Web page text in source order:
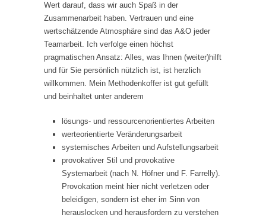
Wert darauf, dass wir auch Spaß in der
Zusammenarbeit haben. Vertrauen und eine
wertschätzende Atmosphäre sind das A&O jeder
Teamarbeit. Ich verfolge einen höchst
pragmatischen Ansatz: Alles, was Ihnen (weiter)hilft
und für Sie persönlich nützlich ist, ist herzlich
willkommen. Mein Methodenkoffer ist gut gefüllt
und beinhaltet unter anderem
lösungs- und ressourcenorientiertes Arbeiten
werteorientierte Veränderungsarbeit
systemisches Arbeiten und Aufstellungsarbeit
provokativer Stil und provokative
Systemarbeit (nach N. Höfner und F. Farrelly).
Provokation meint hier nicht verletzen oder
beleidigen, sondern ist eher im Sinn von
herauslocken und herausfordern zu verstehen